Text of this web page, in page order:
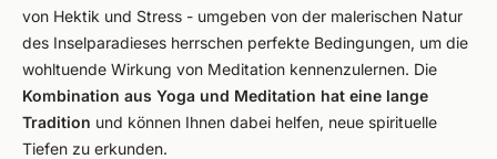
von Hektik und Stress - umgeben von der malerischen Natur
des Inselparadieses herrschen perfekte Bedingungen, um die
wohltuende Wirkung von Meditation kennenzulernen. Die
Kombination aus Yoga und Meditation hat eine lange
Tradition und können Ihnen dabei helfen, neue spirituelle
Tiefen zu erkunden.